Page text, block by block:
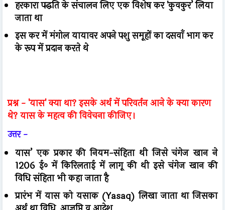
हरकारा पद्धति के संचालन लिए एक विशेष कर 'कुवकुर’ लिया
जाता था
इस कर में मंगोल यायावर अपने पशु समूहों का दसवाँ भाग कर
के रूप में प्रदान करते थे
प्रश्न - 'यास' क्या था? इसके अर्थ में परिवर्तन आने के क्या कारण
थे? यास के महत्व की विवेचना कीजिए।
उत्तर -
यास’ एक प्रकार की नियम-संहिता थी जिसे चंगेज खान ने
1206 ई० में किरिलताई में लागू की थी इसे चंगेज खान की
विधि संहिता भी कहा जाता है
प्रारंभ में यास को यसाक (Yasaq) लिखा जाता था जिसका